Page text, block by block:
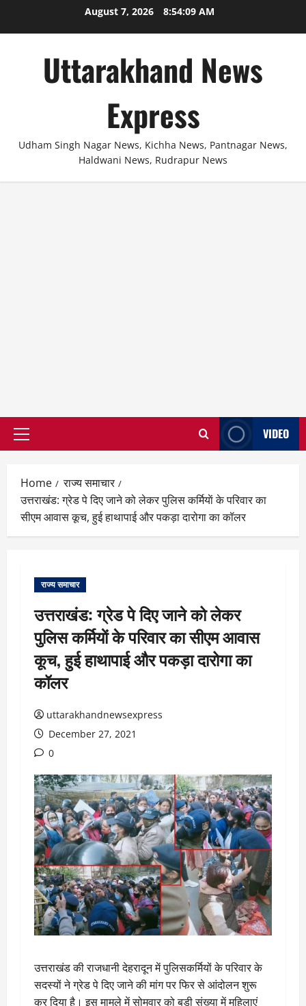
August 7, 2026 8:54:09 AM
Uttarakhand News
Express
Udham Singh Nagar News, Kichha News, Pantnagar News,
Haldwani News, Rudrapur News
Primary
VIDEO
Home
राज्य समाचार
उत्तराखंड: ग्रेड पे दिए जाने को लेकर पुलिस कर्मियाें के परिवार का
सीएम आवास कूच, हुई हाथापाई और पकड़ा दारोगा का कॉलर
राज्य समाचार
उत्तराखंड: ग्रेड पे दिए जाने को लेकर
पुलिस कर्मियाें के परिवार का सीएम आवास
कूच, हुई हाथापाई और पकड़ा दारोगा का
कॉलर
uttarakhandnewsexpress
December 27, 2021
0
उत्तराखंड की राजधानी देहरादून में पुलिसकर्मियों के परिवार के
सदस्यों ने ग्रेड पे दिए जाने की मांग पर फिर से आंदोलन शुरू
कर दिया है। इस मामले में सोमवार को बड़ी संख्या में महिलाएं